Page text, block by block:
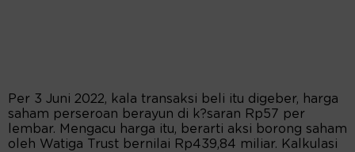
Per 3 Juni 2022, kala transaksi beli itu digeber, harga
saham perseroan berayun di k?saran Rp57 per
lembar. Mengacu harga itu, berarti aksi borong saham
oleh Watiga Trust bernilai Rp439,84 miliar. Kalkulasi